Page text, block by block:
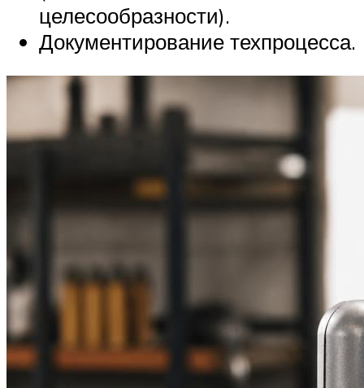
целесообразности).
Документирование техпроцесса.